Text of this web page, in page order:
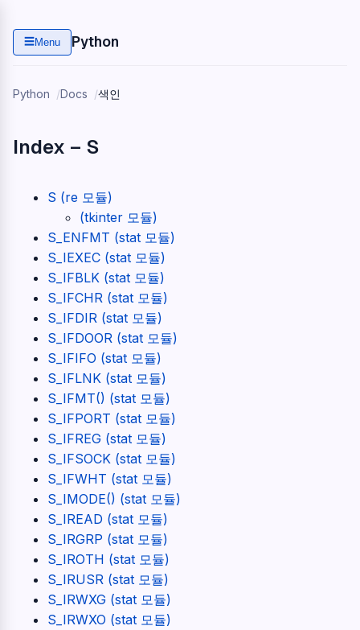
☰Menu Python
Python Docs 색인
Index – S
S (re 모듈)
(tkinter 모듈)
S_ENFMT (stat 모듈)
S_IEXEC (stat 모듈)
S_IFBLK (stat 모듈)
S_IFCHR (stat 모듈)
S_IFDIR (stat 모듈)
S_IFDOOR (stat 모듈)
S_IFIFO (stat 모듈)
S_IFLNK (stat 모듈)
S_IFMT() (stat 모듈)
S_IFPORT (stat 모듈)
S_IFREG (stat 모듈)
S_IFSOCK (stat 모듈)
S_IFWHT (stat 모듈)
S_IMODE() (stat 모듈)
S_IREAD (stat 모듈)
S_IRGRP (stat 모듈)
S_IROTH (stat 모듈)
S_IRUSR (stat 모듈)
S_IRWXG (stat 모듈)
S_IRWXO (stat 모듈)